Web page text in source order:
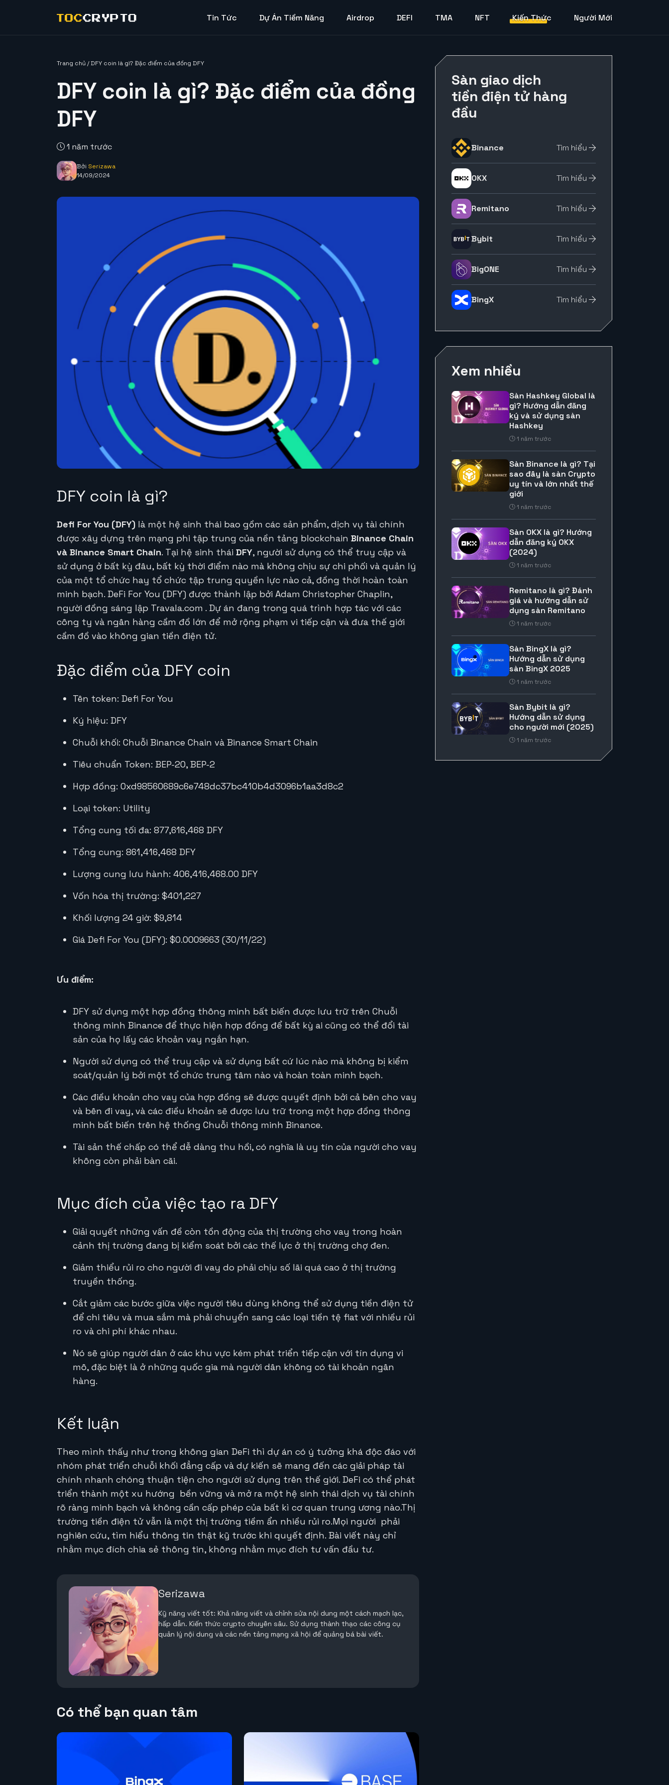
Tin Tức Dự Án Tiềm Năng Airdrop DEFI TMA NFT Kiến Thức Người Mới
Trang chủ/DFY coin là gì? Đặc điểm của đồng DFY
DFY coin là gì? Đặc điểm của đồng
DFY
1 năm trước
Bởi Serizawa
14/09/2024
DFY coin là gì?
Defi For You (DFY) là một hệ sinh thái bao gồm các sản phẩm, dịch vụ tài chính
được xây dựng trên mạng phi tập trung của nền tảng blockchain Binance Chain
và Binance Smart Chain. Tại hệ sinh thái DFY, người sử dụng có thể truy cập và
sử dụng ở bất kỳ đâu, bất kỳ thời điểm nào mà không chịu sự chi phối và quản lý
của một tổ chức hay tổ chức tập trung quyền lực nào cả, đồng thời hoàn toàn
minh bạch. DeFi For You (DFY) được thành lập bởi Adam Christopher Chaplin,
người đồng sáng lập Travala.com . Dự án đang trong quá trình hợp tác với các
công ty và ngân hàng cầm đồ lớn để mở rộng phạm vi tiếp cận và đưa thế giới
cầm đồ vào không gian tiền điện tử.
Đặc điểm của DFY coin
Tên token: Defi For You
Ký hiệu: DFY
Chuỗi khối: Chuỗi Binance Chain và Binance Smart Chain
Tiêu chuẩn Token: BEP-20, BEP-2
Hợp đồng: 0xd98560689c6e748dc37bc410b4d3096b1aa3d8c2
Loại token: Utility
Tổng cung tối đa: 877,616,468 DFY
Tổng cung: 861,416,468 DFY
Lượng cung lưu hành: 406,416,468.00 DFY
Vốn hóa thị trường: $401,227
Khối lượng 24 giờ: $9,814
Giá Defi For You (DFY): $0.0009663 (30/11/22)
Ưu điểm:
DFY sử dụng một hợp đồng thông minh bất biến được lưu trữ trên Chuỗi
thông minh Binance để thực hiện hợp đồng để bất kỳ ai cũng có thể đổi tài
sản của họ lấy các khoản vay ngắn hạn.
Người sử dụng có thể truy cập và sử dụng bất cứ lúc nào mà không bị kiểm
soát/quản lý bởi một tổ chức trung tâm nào và hoàn toàn minh bạch.
Các điều khoản cho vay của hợp đồng sẽ được quyết định bởi cả bên cho vay
và bên đi vay, và các điều khoản sẽ được lưu trữ trong một hợp đồng thông
minh bất biến trên hệ thống Chuỗi thông minh Binance.
Tài sản thế chấp có thể dễ dàng thu hồi, có nghĩa là uy tín của người cho vay
không còn phải bàn cãi.
Mục đích của việc tạo ra DFY
Giải quyết những vấn đề còn tồn động của thị trường cho vay trong hoàn
cảnh thị trường đang bị kiểm soát bởi các thế lực ở thị trường chợ đen.
Giảm thiểu rủi ro cho người đi vay do phải chịu số lãi quá cao ở thị trường
truyền thống.
Cắt giảm các bước giữa việc người tiêu dùng không thể sử dụng tiền điện tử
để chi tiêu và mua sắm mà phải chuyển sang các loại tiền tệ fiat với nhiều rủi
ro và chi phí khác nhau.
Nó sẽ giúp người dân ở các khu vực kém phát triển tiếp cận với tín dụng vi
mô, đặc biệt là ở những quốc gia mà người dân không có tài khoản ngân
hàng.
Kết luận
Theo mình thấy như trong không gian DeFi thì dự án có ý tưởng khá độc đáo với
nhóm phát triển chuỗi khối đẳng cấp và dự kiến sẽ mang đến các giải pháp tài
chính nhanh chóng thuận tiện cho người sử dụng trên thế giới. DeFi có thể phát
triển thành một xu hướng bền vững và mở ra một hệ sinh thái dịch vụ tài chính
rõ ràng minh bạch và không cần cấp phép của bất kì cơ quan trung ương nào.Thị
trường tiền điện tử vẫn là một thị trường tiềm ẩn nhiều rủi ro.Mọi người phải
nghiên cứu, tìm hiểu thông tin thật kỹ trước khi quyết định. Bài viết này chỉ
nhằm mục đích chia sẻ thông tin, không nhằm mục đích tư vấn đầu tư.
Serizawa
Kỹ năng viết tốt: Khả năng viết và chỉnh sửa nội dung một cách mạch lạc,
hấp dẫn. Kiến thức crypto chuyên sâu. Sử dụng thành thạo các công cụ
quản lý nội dung và các nền tảng mạng xã hội để quảng bá bài viết.
Có thể bạn quan tâm
Sàn giao dịch
tiền điện tử hàng
đầu
Binance Tìm hiểu
OKX Tìm hiểu
Remitano Tìm hiểu
Bybit Tìm hiểu
BigONE Tìm hiểu
BingX Tìm hiểu
Xem nhiều
Sàn Hashkey Global là
gì? Hướng dẫn đăng
ký và sử dụng sàn
Hashkey
1 năm trước
Sàn Binance là gì? Tại
sao đây là sàn Crypto
uy tín và lớn nhất thế
giới
1 năm trước
Sàn OKX là gì? Hướng
dẫn đăng ký OKX
(2024)
1 năm trước
Remitano là gì? Đánh
giá và hướng dẫn sử
dụng sàn Remitano
1 năm trước
Sàn BingX là gì?
Hướng dẫn sử dụng
sàn BingX 2025
1 năm trước
Sàn Bybit là gì?
Hướng dẫn sử dụng
cho người mới (2025)
1 năm trước